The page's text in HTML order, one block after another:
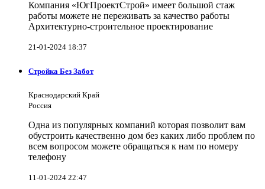
Компания «ЮгПроектСтрой» имеет большой стаж
работы можете не переживать за качество работы
Архитектурно-строительное проектирование
21-01-2024 18:37
Стройка Без Забот
Краснодарский Край
Россия
Одна из популярных компаний которая позволит вам
обустроить качественно дом без каких либо проблем по
всем вопросом можете обращаться к нам по номеру
телефону
11-01-2024 22:47